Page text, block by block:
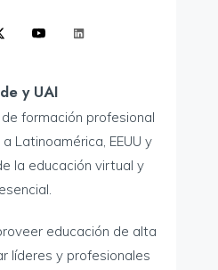
y UAI
formación profesional
Latinoamérica, EEUU y
la educación virtual y
educación de alta
líderes y profesionales